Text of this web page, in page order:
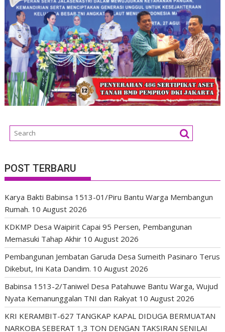
POST TERBARU
Karya Bakti Babinsa 1513-01/Piru Bantu Warga Membangun
Rumah. 10 August 2026
KDKMP Desa Waipirit Capai 95 Persen, Pembangunan
Memasuki Tahap Akhir 10 August 2026
Pembangunan Jembatan Garuda Desa Sumeith Pasinaro Terus
Dikebut, Ini Kata Dandim. 10 August 2026
Babinsa 1513-2/Taniwel Desa Patahuwe Bantu Warga, Wujud
Nyata Kemanunggalan TNI dan Rakyat 10 August 2026
KRI KERAMBIT-627 TANGKAP KAPAL DIDUGA BERMUATAN
NARKOBA SEBERAT 1,3 TON DENGAN TAKSIRAN SENILAI